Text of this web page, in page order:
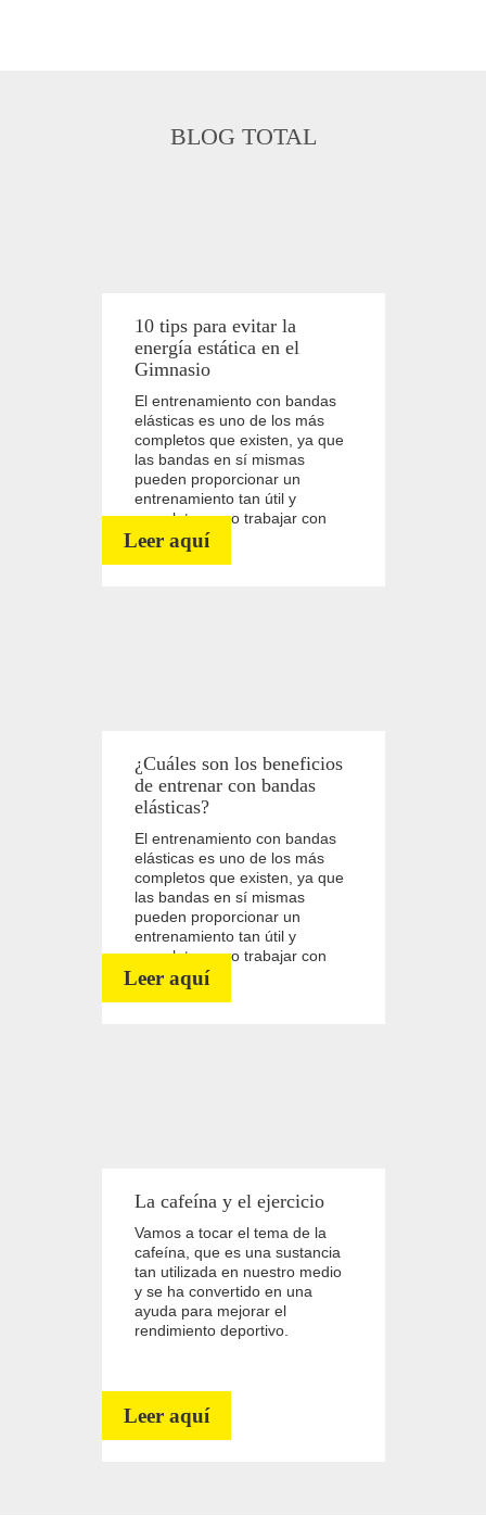
BLOG TOTAL
10 tips para evitar la
energía estática en el
Gimnasio
El entrenamiento con bandas
elásticas es uno de los más
completos que existen, ya que
las bandas en sí mismas
pueden proporcionar un
entrenamiento tan útil y
completo como trabajar con
pesos libres.
Leer aquí
¿Cuáles son los beneficios
de entrenar con bandas
elásticas?
El entrenamiento con bandas
elásticas es uno de los más
completos que existen, ya que
las bandas en sí mismas
pueden proporcionar un
entrenamiento tan útil y
completo como trabajar con
pesos libres.
Leer aquí
La cafeína y el ejercicio
Vamos a tocar el tema de la
cafeína, que es una sustancia
tan utilizada en nuestro medio
y se ha convertido en una
ayuda para mejorar el
rendimiento deportivo.
Leer aquí